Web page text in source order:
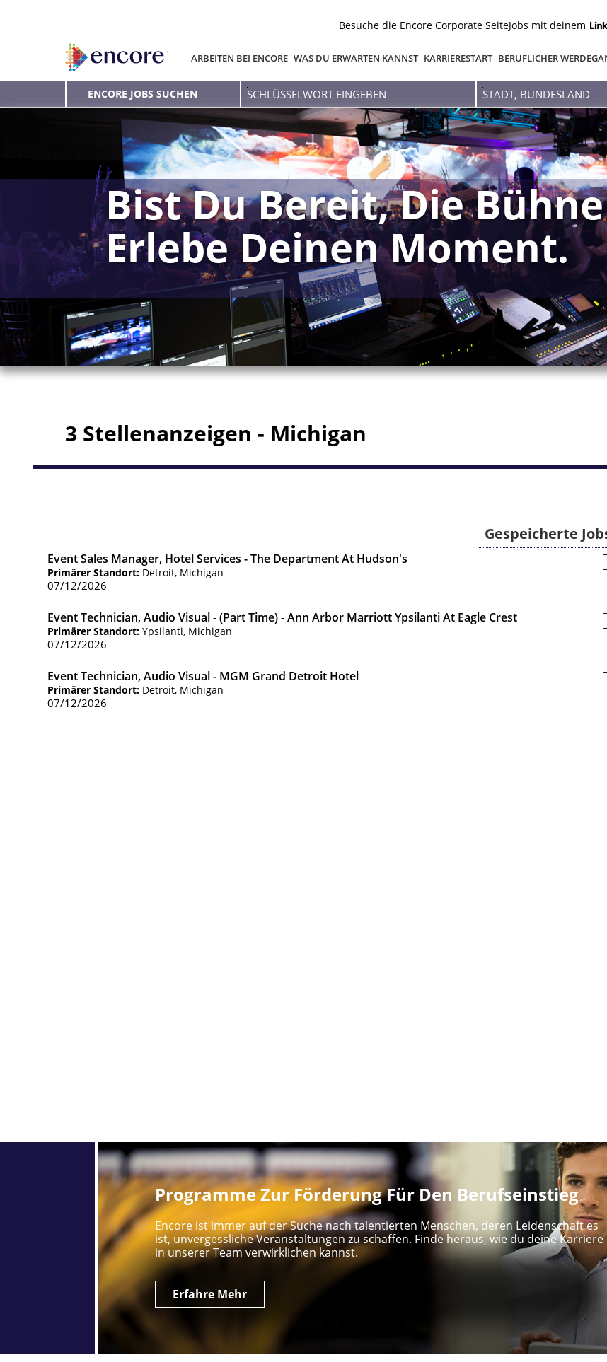
Besuche die Encore Corporate SeiteJobs mit deinem
ARBEITEN BEI ENCORE WAS DU ERWARTEN KANNST KARRIERESTART BERUFLICHER
ENCORE JOBS SUCHEN
Schlüsselwort
eingeben
Stadt,
Bundesland
Bist Du Bereit, Die
Erlebe Deinen Moment.
3 Stellenanzeigen - Michigan
Gespeicherte
Event Sales Manager, Hotel Services - The Department At Hudson's
Primärer Standort: Detroit, Michigan
07/12/2026
Event Technician, Audio Visual - (Part Time) - Ann Arbor Marriott Ypsilanti At Eagle Crest
Primärer Standort: Ypsilanti, Michigan
07/12/2026
Event Technician, Audio Visual - MGM Grand Detroit Hotel
Primärer Standort: Detroit, Michigan
07/12/2026
Programme Zur Förderung Für Den Berufseinstieg
Encore ist immer auf der Suche nach talentierten Menschen, deren Leidenschaft es
ist, unvergessliche Veranstaltungen zu schaffen. Finde heraus, wie du deine Karriere
in unserer Team verwirklichen kannst.
Erfahre Mehr